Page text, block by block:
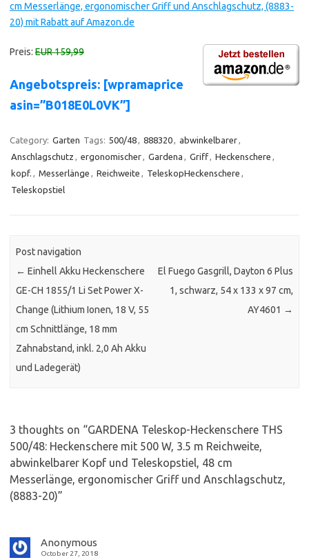
cm Messerlänge, ergonomischer Griff und Anschlagschutz, (8883-
20) mit Rabatt auf Amazon.de
Preis: EUR 159,99
Angebotspreis: [wpramaprice
asin=”B018E0L0VK”]
Category: Garten Tags: 500/48, 888320, abwinkelbarer,
Anschlagschutz , ergonomischer, Gardena , Griff, Heckenschere ,
kopf. , Messerlänge , Reichweite , TeleskopHeckenschere ,
Teleskopstiel
Post navigation
← Einhell Akku Heckenschere
GE-CH 1855/1 Li Set Power X-
Change (Lithium Ionen, 18 V, 55
cm Schnittlänge, 18 mm
Zahnabstand, inkl. 2,0 Ah Akku
und Ladegerät)
El Fuego Gasgrill, Dayton 6 Plus
1, schwarz, 54 x 133 x 97 cm,
AY4601 →
3 thoughts on “GARDENA Teleskop-Heckenschere THS
500/48: Heckenschere mit 500 W, 3.5 m Reichweite,
abwinkelbarer Kopf und Teleskopstiel, 48 cm
Messerlänge, ergonomischer Griff und Anschlagschutz,
(8883-20)”
Anonymous
October 27, 2018